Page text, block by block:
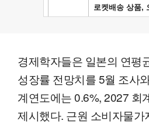
경제학자들은 일본의 연평
성장률 전망치를 5월 조사
계연도에는 0.6%, 2027 회
제시했다. 근원 소비자물가